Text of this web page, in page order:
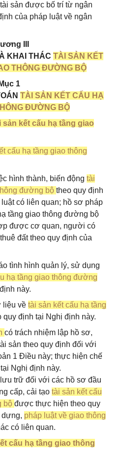
sản được bố trí từ ngân
của pháp luật về ngân
III
KHAI THÁC TÀI SẢN KẾT
THÔNG ĐƯỜNG BỘ
Mục 1
TÀI SẢN KẾT CẤU HẠ
ĐƯỜNG BỘ
sản kết cấu hạ tầng giao
cấu hạ tầng giao thông
hình thành, biến động tài
đường bộ theo quy định
có liên quan; hồ sơ pháp
tầng giao thông đường bộ
được cơ quan, người có
đất theo quy định của
tình hình quản lý, sử dụng
hạ tầng giao thông đường
này.
liệu về tài sản kết cấu hạ tầng
quy định tại Nghị định này.
có trách nhiệm lập hồ sơ,
sản theo quy định đối với
1 Điều này; thực hiện chế
Nghị định này.
trữ đối với các hồ sơ đầu
cấp, cải tạo tài sản kết cấu
bộ được thực hiện theo quy
dựng, pháp luật về giao thông
có liên quan.
cấu hạ tầng giao thông